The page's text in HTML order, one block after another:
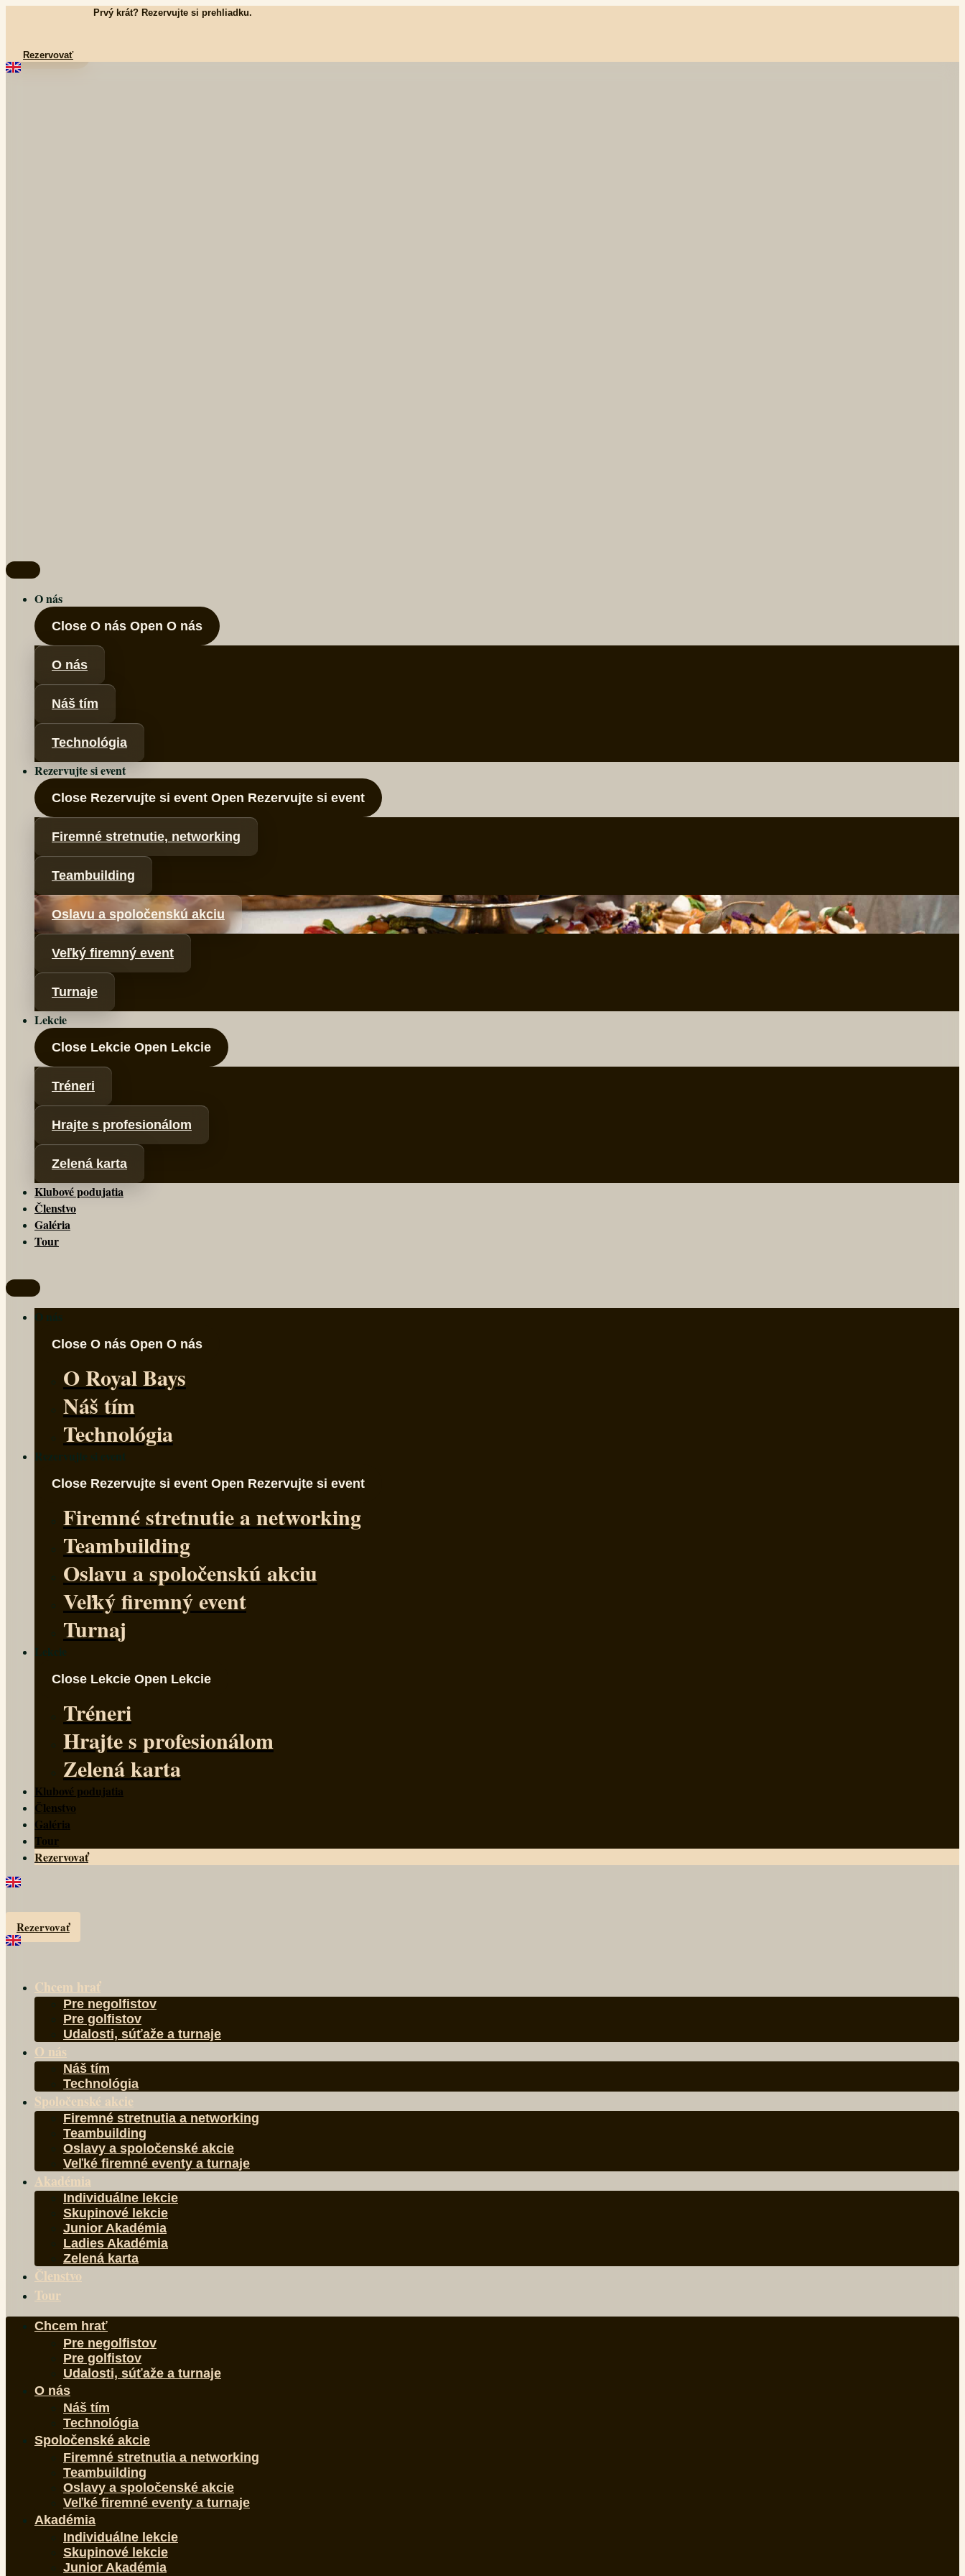
Prvý krát? Rezervujte si prehliadku.
Rezervovať
O nás
Close O nás Open O nás
O nás
Náš tím
Technológia
Rezervujte si event
Close Rezervujte si event Open Rezervujte si event
Firemné stretnutie, networking
Teambuilding
Oslavu a spoločenskú akciu
Veľký firemný event
Turnaje
Lekcie
Close Lekcie Open Lekcie
Tréneri
Hrajte s profesionálom
Zelená karta
Klubové podujatia
Členstvo
Galéria
Tour
O nás
Close O nás Open O nás
O Royal Bays
Náš tím
Technológia
Rezervujte si event
Close Rezervujte si event Open Rezervujte si event
Firemné stretnutie a networking
Teambuilding
Oslavu a spoločenskú akciu
Veľký firemný event
Turnaj
Lekcie
Close Lekcie Open Lekcie
Tréneri
Hrajte s profesionálom
Zelená karta
Klubové podujatia
Členstvo
Galéria
Tour
Rezervovať
Rezervovať
Chcem hrať
Pre negolfistov
Pre golfistov
Udalosti, súťaže a turnaje
O nás
Náš tím
Technológia
Spoločenské akcie
Firemné stretnutia a networking
Teambuilding
Oslavy a spoločenské akcie
Veľké firemné eventy a turnaje
Akadémia
Individuálne lekcie
Skupinové lekcie
Junior Akadémia
Ladies Akadémia
Zelená karta
Členstvo
Tour
Chcem hrať
Pre negolfistov
Pre golfistov
Udalosti, súťaže a turnaje
O nás
Náš tím
Technológia
Spoločenské akcie
Firemné stretnutia a networking
Teambuilding
Oslavy a spoločenské akcie
Veľké firemné eventy a turnaje
Akadémia
Individuálne lekcie
Skupinové lekcie
Junior Akadémia